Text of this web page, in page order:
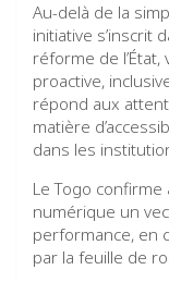
Au-delà de la
initiative s’inscrit
réforme de
proactive,
répond aux
matière
dans les
Le Togo
numérique un
performance, en
par la feuille de